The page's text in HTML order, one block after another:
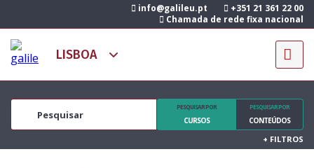
info@galileu.pt
+351 21 361 22 00
Chamada de rede fixa nacional
PESQUISAR POR
CURSOS
PESQUISAR POR
CONTEÚDOS
+ FILTROS